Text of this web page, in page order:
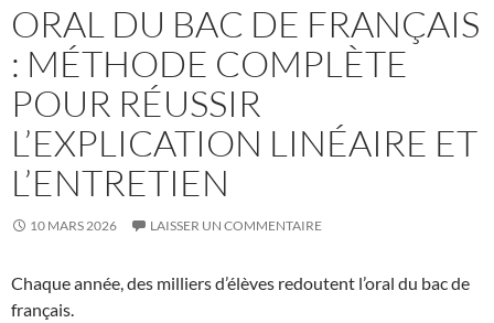
ORAL DU BAC DE FRANÇAIS
: MÉTHODE COMPLÈTE
POUR RÉUSSIR
L’EXPLICATION LINÉAIRE ET
L’ENTRETIEN
10 MARS 2026 LAISSER UN COMMENTAIRE
Chaque année, des milliers d’élèves redoutent l’oral du bac de
français.